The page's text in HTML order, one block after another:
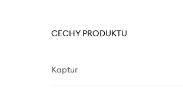
CECHY PRODUKTU
Kaptur